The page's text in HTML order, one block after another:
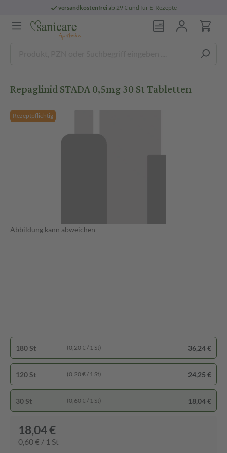
versandkostenfreiab 29 € und für E-Rezepte
Repaglinid STADA 0,5mg 30 St Tabletten
Rezeptpflichtig
Abbildung kann abweichen
180 St (0,20 € / 1 St) 36,24 €
120 St (0,20 € / 1 St) 24,25 €
30 St (0,60 € / 1 St) 18,04 €
18,04 €
0,60 € / 1 St